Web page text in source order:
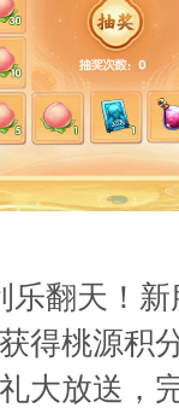
乐翻天 ！
得桃源积
大放送，